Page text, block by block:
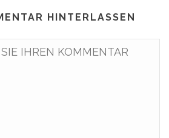
HINTERLASSEN